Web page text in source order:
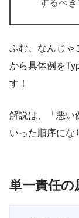
するべき
ふむ、なんじゃ
から具体例を
す！
解説は、「悪
いった順序にな
単一責任の